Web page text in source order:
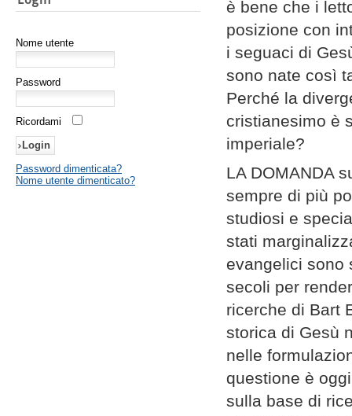
Nome utente
Password
Ricordami
Password dimenticata?
Nome utente dimenticato?
è bene che i
posizione con
i seguaci di
sono nate così
Perché la
cristianesimo è
imperiale?
LA DOMANDA
sempre di più
studiosi e
stati
evangelici sono
secoli per
ricerche di Bart
storica di Gesù
nelle
questione è
sulla base di